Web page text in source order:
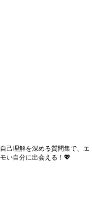
自己理解を深める質問集で、エ
モい自分に出会える！💖